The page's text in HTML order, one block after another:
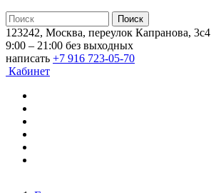
123242, Москва, переулок Капранова, 3с4
9:00 – 21:00 без выходных
написать +7 916 723-05-70
Кабинет